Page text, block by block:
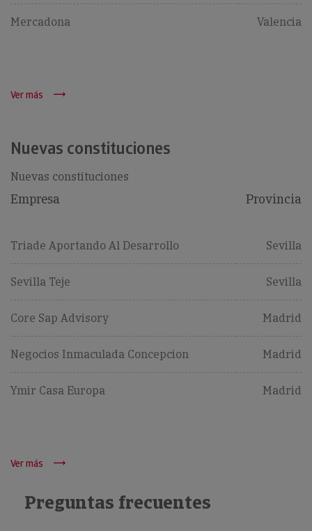
Mercadona Valencia
Ver más
Nuevas constituciones
Nuevas constituciones
Empresa Provincia
Triade Aportando Al Desarrollo Sevilla
Sevilla Teje Sevilla
Core Sap Advisory Madrid
Negocios Inmaculada Concepcion Madrid
Ymir Casa Europa Madrid
Ver más
Preguntas frecuentes